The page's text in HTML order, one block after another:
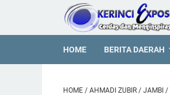
HOME BERITA DAERAH
HOME / AHMADI ZUBIR / JAMBI /